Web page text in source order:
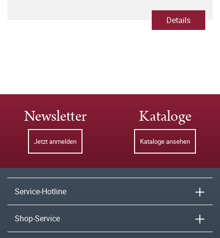
Details
Newsletter
Jetzt anmelden
Kataloge
Kataloge ansehen
Service-Hotline
Shop-Service